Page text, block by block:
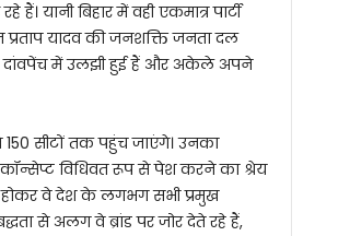
यानी बिहार में वही एकमात्र पार्टी
प्रताप यादव की जनशक्ति जनता दल
के दांवपेंच में उलझी हुई हैं और अकेले अपने
150 सीटों तक पहुंच जाएंगे। उनका
कॉन्सेप्ट विधिवत रूप से पेश करने का श्रेय
होकर वे देश के लगभग सभी प्रमुख
से अलग वे ब्रांड पर जोर देते रहे हैं,